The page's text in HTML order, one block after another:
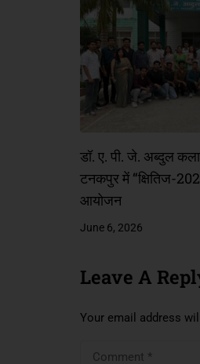
डॉ. ए. पी. जे. अब्दुल
टनकपुर में “क्षितिज-
आयोजन
June 6, 2026
Leave A
Your email address